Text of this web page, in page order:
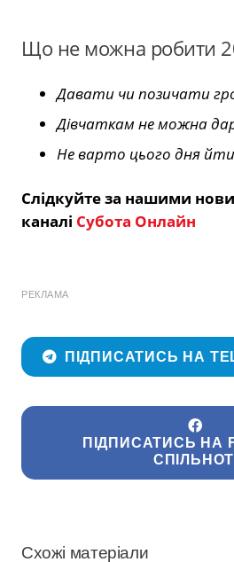
Що не можна робити
Давати чи позичати
Дівчаткам не можна
Не варто цього дня
Слідкуйте за нашими
каналі Субота Онлайн
РЕКЛАМА
ПІДПИСАТИСЬ НА
ПІДПИСАТИСЬ НА
Схожі матеріали